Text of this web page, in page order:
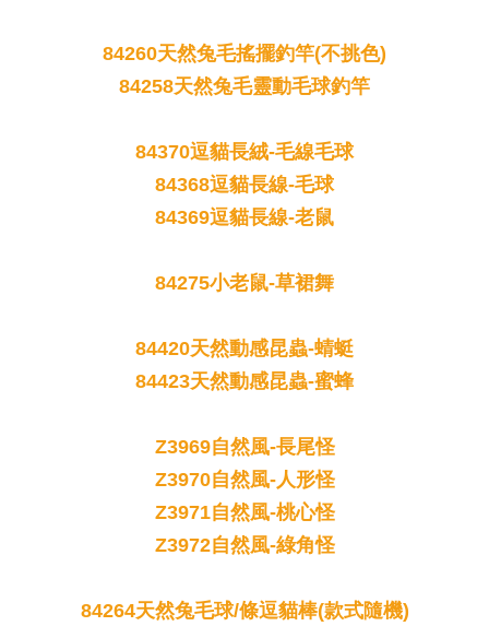
84260天然兔毛搖擺釣竿(不挑色)
84258天然兔毛靈動毛球釣竿
84370逗貓長絨-毛線毛球
84368逗貓長線-毛球
84369逗貓長線-老鼠
84275小老鼠-草裙舞
84420天然動感昆蟲-蜻蜓
84423天然動感昆蟲-蜜蜂
Z3969自然風-長尾怪
Z3970自然風-人形怪
Z3971自然風-桃心怪
Z3972自然風-綠角怪
84264天然兔毛球/條逗貓棒(款式隨機)